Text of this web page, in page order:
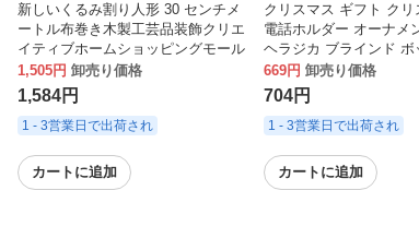
新しいくるみ割り人形 30 センチメ
ートル布巻き木製工芸品装飾クリエ
イティブホームショッピングモール
クリスマス装飾品
1,505円 卸売り価格
1,584円
1 - 3営業日で出荷され
カートに追加
クリスマス ギフト ク
電話ホルダー オーナメ
ヘラジカ ブラインド ボ
ル ハート タブレット ホ
ト
669円 卸売り価格
704円
1 - 3営業日で出荷され
カートに追加